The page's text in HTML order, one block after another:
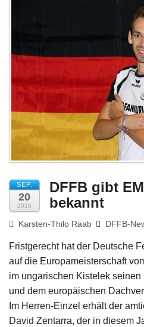
Links
Impressum
SEP.
20
2016
DFFB gibt
bekannt
Karsten-Thilo Raab DFFB-
Fristgerecht hat der Deutsche
auf die Europameisterschaft
im ungarischen Kistelek
und dem europäischen
Im Herren-Einzel erhält der
David Zentarra, der in diesem